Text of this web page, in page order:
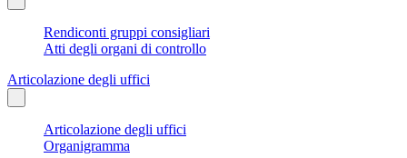
Rendiconti gruppi consigliari
Atti degli organi di controllo
Articolazione degli uffici
Articolazione degli uffici
Organigramma